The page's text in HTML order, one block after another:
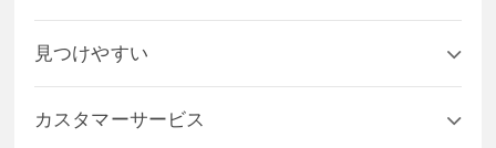
見つけやすい
カスタマーサービス